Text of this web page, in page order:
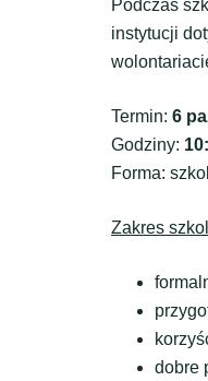
Podczas
instytucji
Termin: 6
Godziny:
Forma:
Zakres
dobre